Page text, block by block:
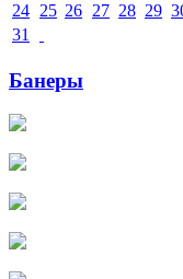
24 25 26 27 28 29
31
Банеры